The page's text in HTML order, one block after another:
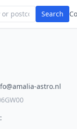
Search
astro.nl